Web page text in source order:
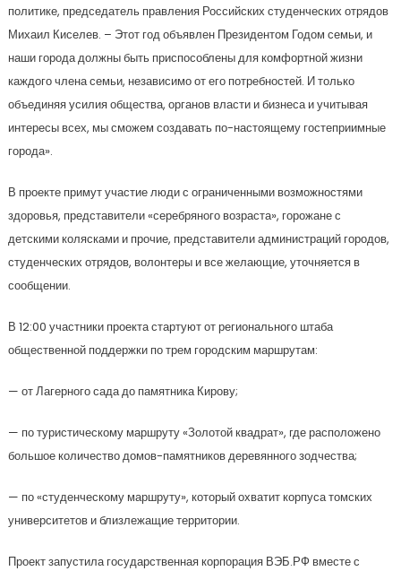
политике, председатель правления Российских студенческих отрядов
Михаил Киселев. – Этот год объявлен Президентом Годом семьи, и
наши города должны быть приспособлены для комфортной жизни
каждого члена семьи, независимо от его потребностей. И только
объединяя усилия общества, органов власти и бизнеса и учитывая
интересы всех, мы сможем создавать по-настоящему гостеприимные
города».
В проекте примут участие люди с ограниченными возможностями
здоровья, представители «серебряного возраста», горожане с
детскими колясками и прочие, представители администраций городов,
студенческих отрядов, волонтеры и все желающие, уточняется в
сообщении.
В 12:00 участники проекта стартуют от регионального штаба
общественной поддержки по трем городским маршрутам:
— от Лагерного сада до памятника Кирову;
— по туристическому маршруту «Золотой квадрат», где расположено
большое количество домов-памятников деревянного зодчества;
— по «студенческому маршруту», который охватит корпуса томских
университетов и близлежащие территории.
Проект запустила государственная корпорация ВЭБ.РФ вместе с